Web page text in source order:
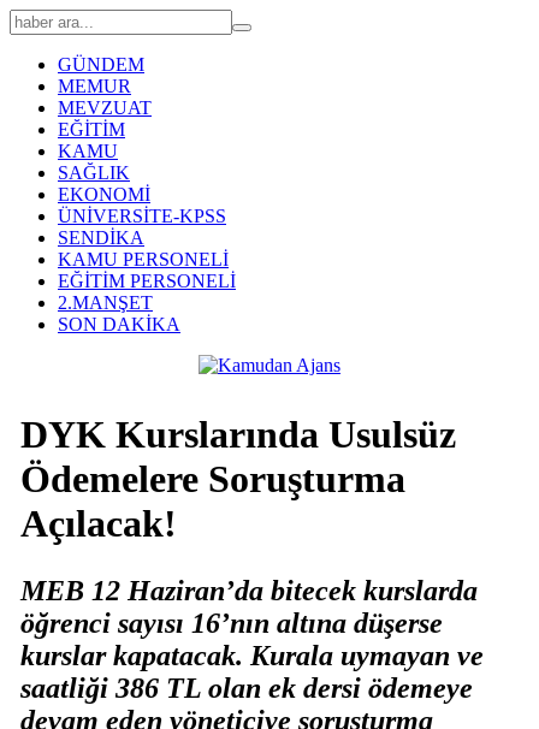
GÜNDEM
MEMUR
MEVZUAT
EĞİTİM
KAMU
SAĞLIK
EKONOMİ
ÜNİVERSİTE-KPSS
SENDİKA
KAMU PERSONELİ
EĞİTİM PERSONELİ
2.MANŞET
SON DAKİKA
​DYK Kurslarında Usulsüz
Ödemelere Soruşturma
Açılacak!
MEB 12 Haziran’da bitecek kurslarda
öğrenci sayısı 16’nın altına düşerse
kurslar kapatacak. Kurala uymayan ve
saatliği 386 TL olan ek dersi ödemeye
devam eden yöneticiye soruşturma